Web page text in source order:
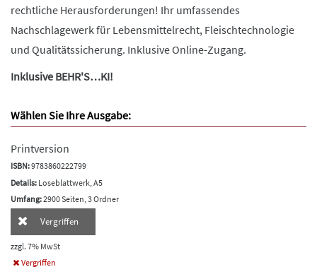
rechtliche Herausforderungen! Ihr umfassendes
Nachschlagewerk für Lebensmittelrecht, Fleischtechnologie
und Qualitätssicherung. Inklusive Online-Zugang.
Inklusive BEHR'S…KI!
Wählen Sie Ihre Ausgabe:
Printversion
ISBN:9783860222799
Details: Loseblattwerk, A5
Umfang:2900 Seiten, 3 Ordner
Vergriffen
zzgl. 7% MwSt
Vergriffen